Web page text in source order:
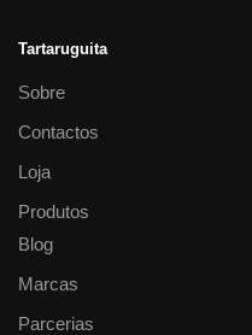
Tartaruguita
Sobre
Contactos
Loja
Produtos
Blog
Marcas
Parcerias